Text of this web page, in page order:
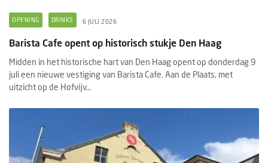
OPENING DRINKS 6 JULI 2026
Barista Cafe opent op historisch stukje Den Haag
Midden in het historische hart van Den Haag opent op donderdag 9
juli een nieuwe vestiging van Barista Cafe. Aan de Plaats, met
uitzicht op de Hofvijv...